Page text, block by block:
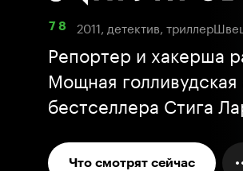
7 8 2011, детектив, триллер
Репортер и хакерша
Мощная голливудская
бестселлера Стига
Что смотрят сейчас